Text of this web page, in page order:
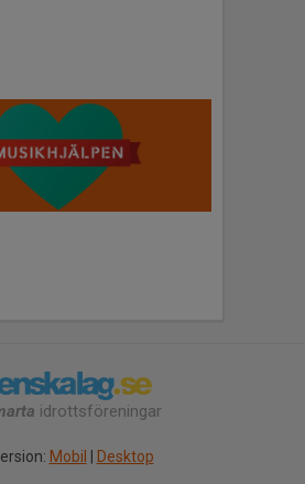
idrottsföreningar
Mobil Desktop